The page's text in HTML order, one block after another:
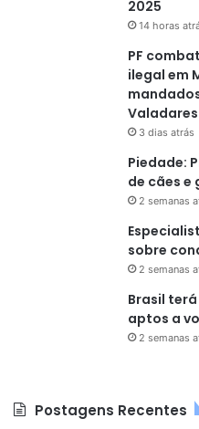
2025
14 horas
PF
ilegal em
Valadares
3 dias atrás
Piedade:
de cães
2 semanas
sobre
2 semanas
Brasil
aptos a
2 semanas
Postagens Recentes